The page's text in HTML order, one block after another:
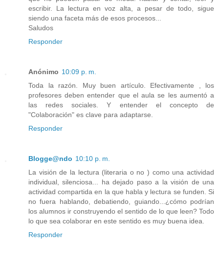
escribir. La lectura en voz alta, a pesar de todo, sigue
siendo una faceta más de esos procesos...
Saludos
Responder
Anónimo 10:09 p. m.
Toda la razón. Muy buen artículo. Efectivamente , los
profesores deben entender que el aula se les aumentó a
las redes sociales. Y entender el concepto de
"Colaboración" es clave para adaptarse.
Responder
Blogge@ndo 10:10 p. m.
La visión de la lectura (literaria o no ) como una actividad
individual, silenciosa... ha dejado paso a la visión de una
actividad compartida en la que habla y lectura se funden. Si
no fuera hablando, debatiendo, guiando...¿cómo podrían
los alumnos ir construyendo el sentido de lo que leen? Todo
lo que sea colaborar en este sentido es muy buena idea.
Responder